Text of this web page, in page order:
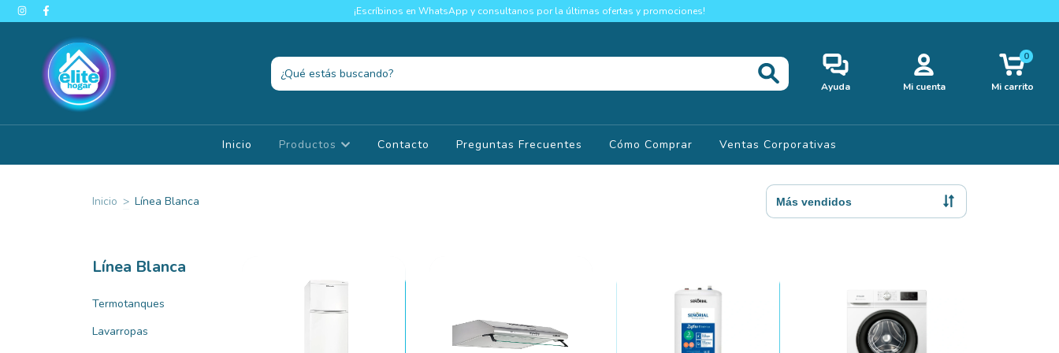
¡Escríbinos en WhatsApp y consultanos por la últimas ofertas y promociones!
Ayuda Mi cuenta Mi carrito
0
Inicio Productos Contacto Preguntas Frecuentes Cómo Comprar Ventas Corporativas
Inicio > Línea Blanca
Línea Blanca
Termotanques
Lavarropas